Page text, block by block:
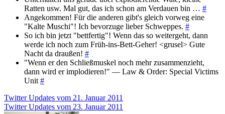
Ratten usw. Mal gut, das ich schon am Verdauen bin … #
Angekommen! Für die anderen gibt's gleich vorweg eine
"Kalte Muschi"! Ich bevorzuge lieber Schweppes. #
So ich bin jetzt "bettfertig"! Wenn das so weitergeht, dann
werde ich noch zum Früh-ins-Bett-Geher! <grusel> Gute
Nacht da draußen! #
"Wenn er den Schließmuskel noch mehr zusammenzieht,
dann wird er implodieren!" — Law & Order: Special Victims
Unit #
Beitragsnavigation
Twitter Updates vom 21. Januar 2011
Twitter Updates vom 23. Januar 2011